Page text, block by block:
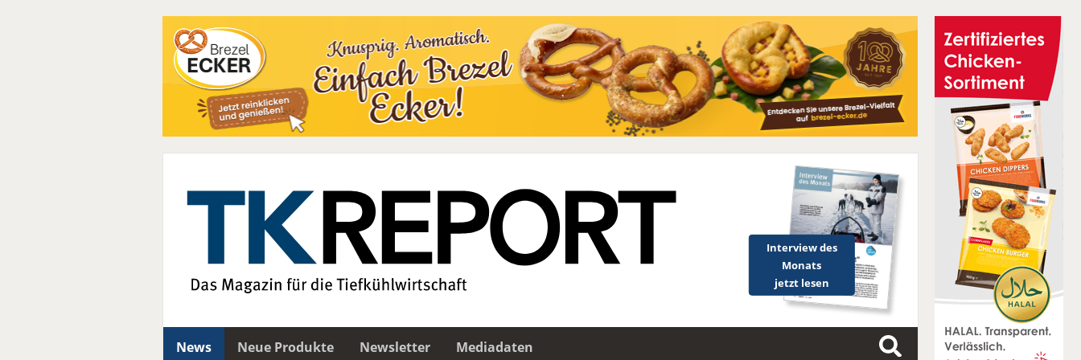
Interview des
Monats
jetzt lesen
News Neue Produkte Newsletter
Mediadaten